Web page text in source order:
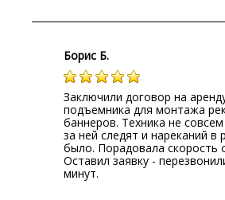
Борис Б.
Заключили договор на
подъемника для монтажа
баннеров. Техника не
за ней следят и нареканий в
было. Порадовала скорость
Оставил заявку -
минут.